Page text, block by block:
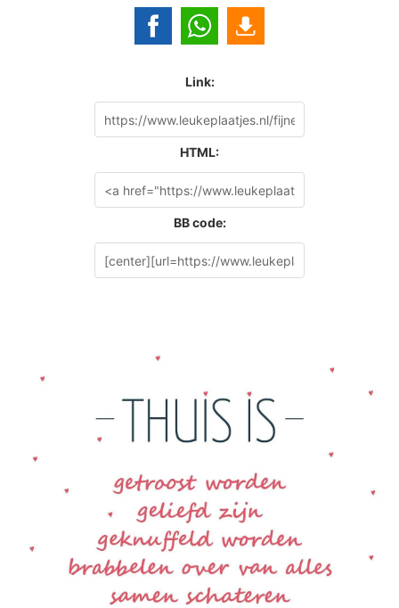
Link:
HTML:
BB code: